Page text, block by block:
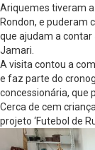
Ariquemes tiveram
Rondon, e puderam
que ajudam a contar
Jamari.
A visita contou a
e faz parte do
concessionária, que
Cerca de cem
projeto ‘Futebol de